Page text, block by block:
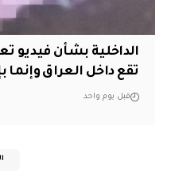
الداخلية بشأن فيديو
تقع داخل العراق وإنما
قبل يوم واحد